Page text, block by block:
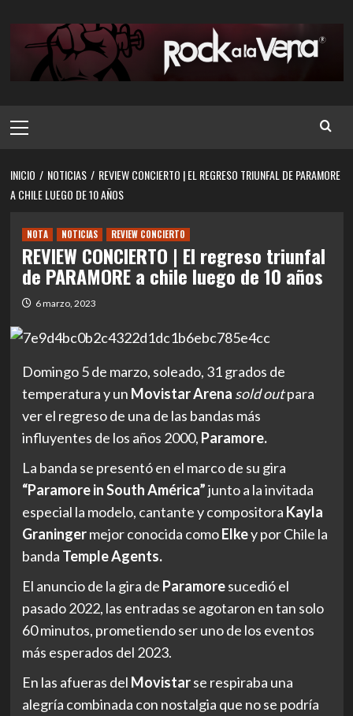
contenido
principal
INICIO NOTICIAS
REVIEW CONCIERTO | EL REGRESO TRIUNFAL DE PARAMORE
A CHILE LUEGO DE 10 AÑOS
NOTA NOTICIAS REVIEW CONCIERTO
REVIEW CONCIERTO | El regreso triunfal
de PARAMORE a chile luego de 10 años
6 marzo, 2023
Domingo 5 de marzo, soleado, 31 grados de
temperatura y un Movistar Arena sold outpara
ver el regreso de una de las bandas más
influyentes de los años 2000, Paramore.
La banda se presentó en el marco de su gira
“Paramore in South América”junto a la invitada
especial la modelo, cantante y compositora Kayla
Graningermejor conocida comoElkey por Chile la
banda Temple Agents.
El anuncio de la gira de Paramoresucedió el
pasado 2022, las entradas se agotaron en tan solo
60 minutos, prometiendo ser uno de los eventos
más esperados del 2023.
En las afueras del Movistarse respiraba una
alegría combinada con nostalgia que no se podría